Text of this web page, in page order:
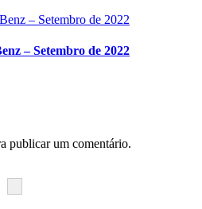
– Setembro de 2022
publicar um comentário.